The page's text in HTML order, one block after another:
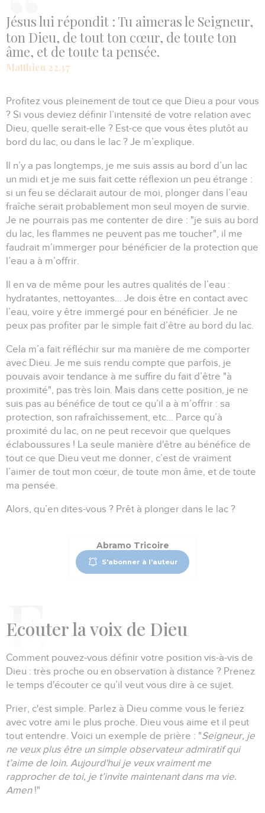
Jésus lui répondit : Tu aimeras le Seigneur,
ton Dieu, de tout ton cœur, de toute ton
âme, et de toute ta pensée.
Matthieu 22.37
Profitez vous pleinement de tout ce que Dieu a pour vous
? Si vous deviez définir l’intensité de votre relation avec
Dieu, quelle serait-elle ? Est-ce que vous êtes plutôt au
bord du lac, ou dans le lac ? Je m’explique.
Il n’y a pas longtemps, je me suis assis au bord d’un lac
un midi et je me suis fait cette réflexion un peu étrange :
si un feu se déclarait autour de moi, plonger dans l’eau
fraîche serait probablement mon seul moyen de survie.
Je ne pourrais pas me contenter de dire : "je suis au bord
du lac, les flammes ne peuvent pas me toucher", il me
faudrait m’immerger pour bénéficier de la protection que
l’eau a à m’offrir.
Il en va de même pour les autres qualités de l’eau :
hydratantes, nettoyantes… Je dois être en contact avec
l’eau, voire y être immergé pour en bénéficier. Je ne
peux pas profiter par le simple fait d’être au bord du lac.
Cela m’a fait réfléchir sur ma manière de me comporter
avec Dieu. Je me suis rendu compte que parfois, je
pouvais avoir tendance à me suffire du fait d’être "à
proximité", pas très loin. Mais dans cette position, je ne
suis pas au bénéfice de tout ce qu’il a à m’offrir : sa
protection, son rafraîchissement, etc… Parce qu’à
proximité du lac, on ne peut recevoir que quelques
éclaboussures ! La seule manière d'être au bénéfice de
tout ce que Dieu veut me donner, c’est de vraiment
l’aimer de tout mon cœur, de toute mon âme, et de toute
ma pensée.
Alors, qu’en dites-vous ? Prêt à plonger dans le lac ?
Abramo Tricoire
S'abonner à l'auteur
Ecouterla voix de Dieu
Comment pouvez-vous définir votre position vis-à-vis de
Dieu : très proche ou en observation à distance ? Prenez
le temps d'écouter ce qu’il veut vous dire à ce sujet.
Prier, c'est simple. Parlez à Dieu comme vous le feriez
avec votre ami le plus proche. Dieu vous aime et il peut
tout entendre. Voici un exemple de prière : "Seigneur, je
ne veux plus être un simple observateur admiratif qui
t’aime de loin. Aujourd'hui je veux vraiment me
rapprocher de toi, je t’invite maintenant dans ma vie.
Amen !"